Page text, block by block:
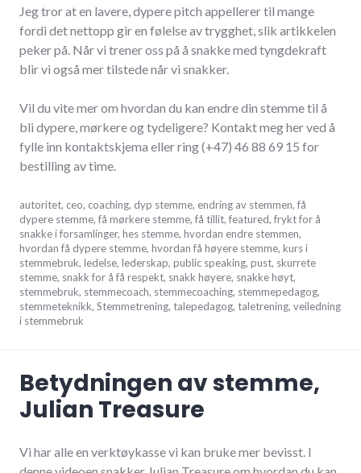
Jeg tror at en lavere, dypere pitch appellerer til mange
fordi det nettopp gir en følelse av trygghet, slik artikkelen
peker på. Når vi trener oss på å snakke med tyngdekraft
blir vi også mer tilstede når vi snakker.
Vil du vite mer om hvordan du kan endre din stemme til å
bli dypere, mørkere og tydeligere? Kontakt meg her ved å
fylle inn kontaktskjema eller ring (+47) 46 88 69 15 for
bestilling av time.
oktober
5,
2017
autoritet, ceo, coaching, dyp stemme, endring av stemmen, få
dypere stemme, få mørkere stemme, få tillit, featured, frykt for å
snakke i forsamlinger, hes stemme, hvordan endre stemmen,
hvordan få dypere stemme, hvordan få høyere stemme, kurs i
stemmebruk, ledelse, lederskap, public speaking, pust, skurrete
stemme, snakk for å få respekt, snakk høyere, snakke høyt,
stemmebruk, stemmecoach, stemmecoaching, stemmepedagog,
stemmeteknikk, Stemmetrening, talepedagog, taletrening, veiledning
i stemmebruk
Betydningen av stemme,
Julian Treasure
Vi har alle en verktøykasse vi kan bruke mer bevisst. I